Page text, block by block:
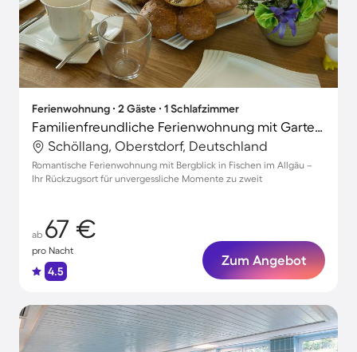
Ferienwohnung ∙ 2 Gäste ∙ 1 Schlafzimmer
Familienfreundliche Ferienwohnung mit Garten | Bergblick | Haustierfreundlich
Schöllang, Oberstdorf, Deutschland
Romantische Ferienwohnung mit Bergblick in Fischen im Allgäu –
Ihr Rückzugsort für unvergessliche Momente zu zweit
ab 67 €
pro Nacht
4.5
Zum Angebot